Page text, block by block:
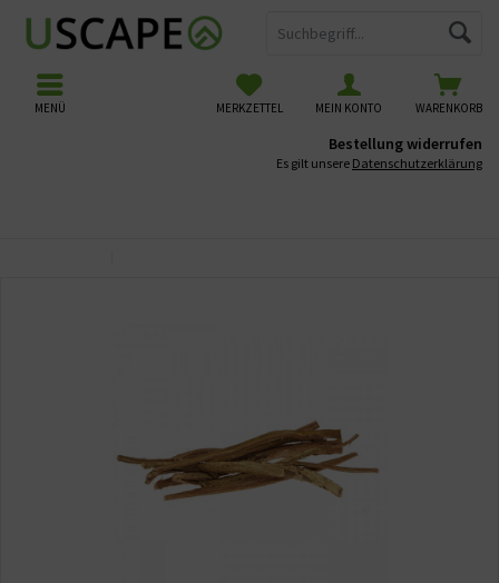
WARENKORB
MERKZETTEL MEIN KONTO
MENÜ
Bestellung widerrufen
Es gilt unsere Datenschutzerklärung